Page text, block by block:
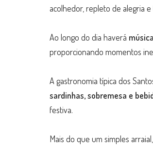
acolhedor, repleto de alegria e
Ao longo do dia haverá
proporcionando momentos
A gastronomia típica dos
sardinhas, sobremesa e
festiva.
Mais do que um simples